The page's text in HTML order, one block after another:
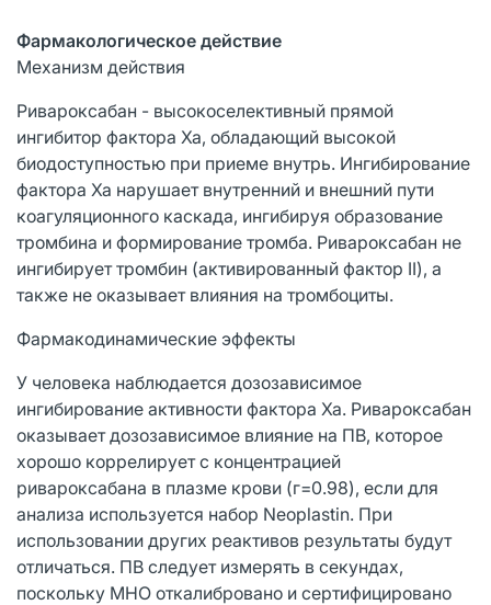
Фармакологическое действие
Механизм действия
Ривароксабан - высокоселективный прямой
ингибитор фактора Ха, обладающий высокой
биодоступностью при приеме внутрь. Ингибирование
фактора Xa нарушает внутренний и внешний пути
коагуляционного каскада, ингибируя образование
тромбина и формирование тромба. Ривароксабан не
ингибирует тромбин (активированный фактор II), а
также не оказывает влияния на тромбоциты.
Фармакодинамические эффекты
У человека наблюдается дозозависимое
ингибирование активности фактора Ха. Ривароксабан
оказывает дозозависимое влияние на ПВ, которое
хорошо коррелирует с концентрацией
ривароксабана в плазме крови (г=0.98), если для
анализа используется набор Neoplastin. При
использовании других реактивов результаты будут
отличаться. ПВ следует измерять в секундах,
поскольку MHO откалибровано и сертифицировано